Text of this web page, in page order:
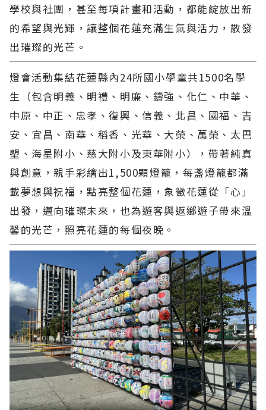
學校與社團，甚至每項計畫和活動，都能綻放出新
的希望與光輝，讓整個花蓮充滿生氣與活力，散發
出璀璨的光芒。
燈會活動集結花蓮縣內24所國小學童共1500名學
生（包含明義、明禮、明廉、鑄強、化仁、中華、
中原、中正、忠孝、復興、信義、北昌、國福、吉
安、宜昌、南華、稻香、光華、大榮、萬榮、太巴
塱、海星附小、慈大附小及東華附小），帶著純真
與創意，親手彩繪出1,500顆燈籠，每盞燈籠都滿
載夢想與祝福，點亮整個花蓮，象徵花蓮從「心」
出發，邁向璀璨未來，也為遊客與返鄉遊子帶來溫
馨的光芒，照亮花蓮的每個夜晚。